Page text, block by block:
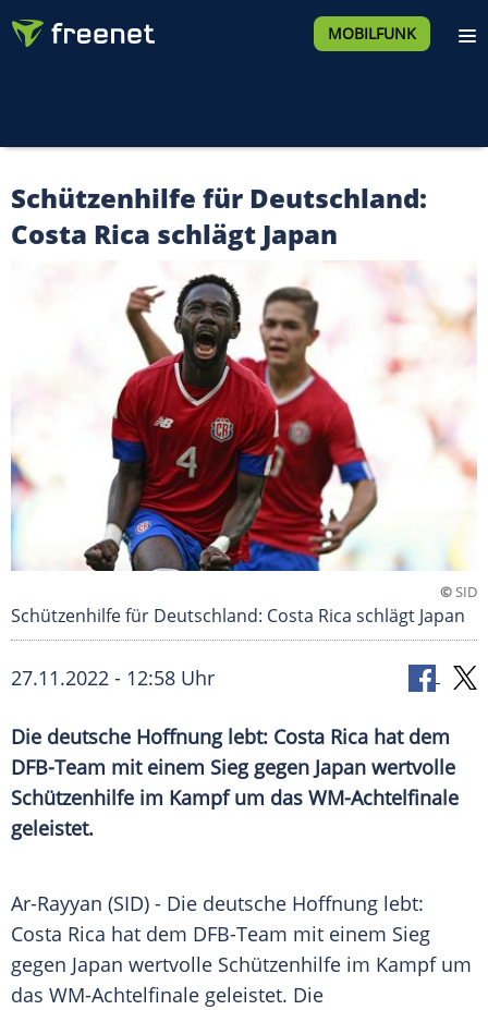
MOBILFUNK
Schützenhilfe für Deutschland:
Costa Rica schlägt Japan
©SID
Schützenhilfe für Deutschland: Costa Rica schlägt Japan
27.11.2022 - 12:58 Uhr
Die deutsche Hoffnung lebt: Costa Rica hat dem
DFB-Team mit einem Sieg gegen Japan wertvolle
Schützenhilfe im Kampf um das WM-Achtelfinale
geleistet.
Ar-Rayyan (SID) - Die deutsche Hoffnung lebt:
Costa Rica hat dem DFB-Team mit einem Sieg
gegen Japan wertvolle Schützenhilfe im Kampf um
das WM-Achtelfinale geleistet. Die